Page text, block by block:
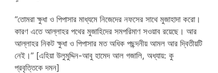
“তোমরা ক্ষুধা ও পিপাসার মাধ্যমে নিজেদের নফসের সাথে মুজাহাদা করো।
কারণ এতে আল্লাহর পথের মুজাহিদের সমপরিমাণ সওয়াব রয়েছে। আর
আল্লাহর নিকট ক্ষুধা ও পিপাসার মত অধিক পছন্দনীয় আমল আর দ্বিতীয়টি
নেই।” [এহিয়া উলুমুদ্দিন-আবু হামেদ আল গজালি, অধ্যায়: কু
প্রবৃত্তিকে দমন]